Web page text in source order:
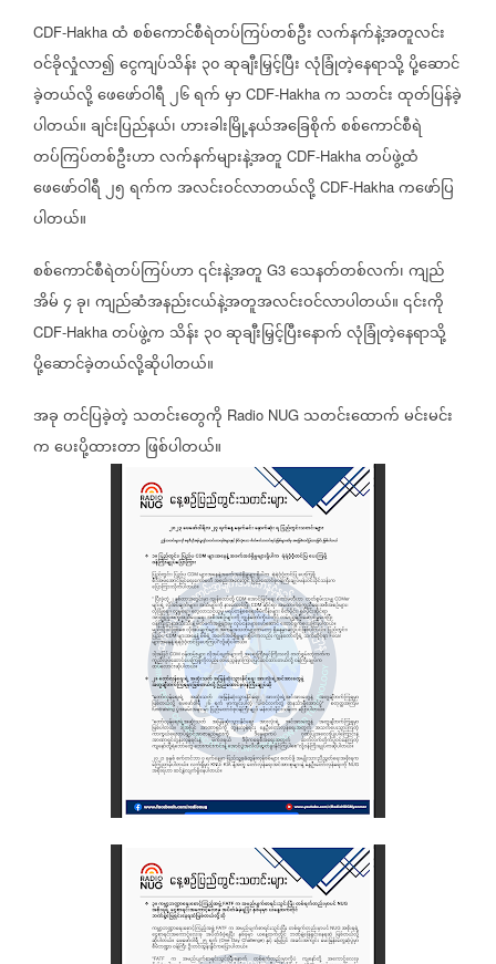
CDF-Hakha ထံစစ်ကောင်စီရဲတပ်ကြပ်တစ်ဦးလက်နက်နဲ့အတူလင်း
ဝင်ခိုလှုံလာ၍ငွေကျပ်သိန်း ၃၀ဆုချီးမြှင့်ပြီးလုံခြုံတဲ့နေရာသို့ပို့ဆောင်
ခဲ့တယ်လို့ဖေဖော်ဝါရီ၂၆ရက်မှာ CDF-Hakha က သတင်းထုတ်ပြန်ခဲ့
ပါတယ်။ချင်းပြည်နယ်၊ဟားခါးမြို့နယ်အခြေစိုက်စစ်ကောင်စီရဲ
တပ်ကြပ်တစ်ဦးဟာလက်နက်များနဲ့အတူ CDF-Hakha တပ်ဖွဲ့ထံ
ဖေဖော်ဝါရီ၂၅ရက်ကအလင်းဝင်လာတယ်လို့ CDF-Hakha ကဖော်ပြ
ပါတယ်။
စစ်ကောင်စီရဲတပ်ကြပ်ဟာ၎င်းနဲ့အတူ G3 သေနတ်တစ်လက်၊ကျည်
အိမ်၄ခု၊ကျည်ဆံအနည်းငယ်နဲ့အတူအလင်းဝင်လာပါတယ်။၎င်းကို
CDF-Hakha တပ်ဖွဲ့က သိန်း ၃၀ဆုချီးမြှင့်ပြီးနောက်လုံခြုံတဲ့နေရာသို့
ပို့ဆောင်ခဲ့တယ်လို့ဆိုပါတယ်။
အခုတင်ပြခဲ့တဲ့ သတင်းတွေကို Radio NUG သတင်းထောက်မင်းမင်း
ကပေးပို့ထားတာဖြစ်ပါတယ်။